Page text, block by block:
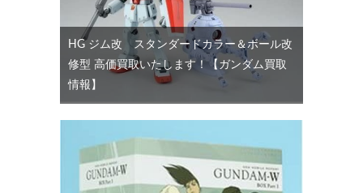
HG ジム改 スタンダードカラー＆ボール改
修型 高価買取いたします！【ガンダム買取
情報】